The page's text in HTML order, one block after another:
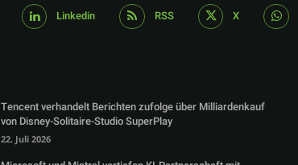
Linkedin RSS X
Tencent verhandelt Berichten zufolge über Milliardenkauf
von Disney-Solitaire-Studio SuperPlay
22. Juli 2026